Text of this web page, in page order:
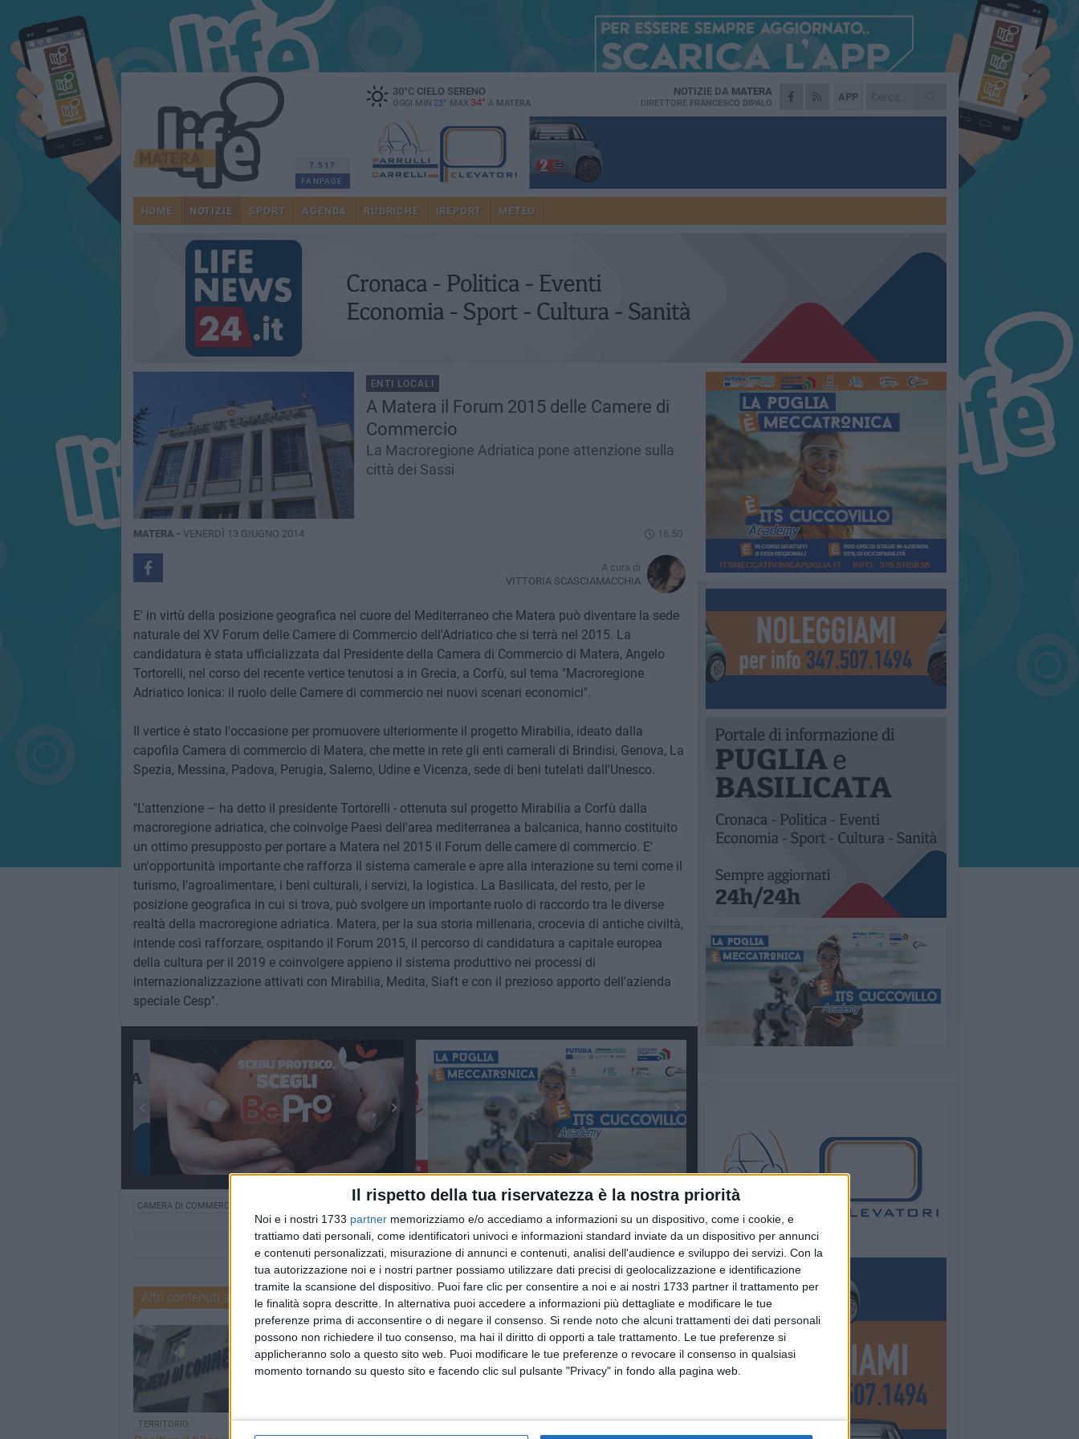
Il rispetto della tua riservatezza è la nostra priorità
Noi e i nostri 1733 partner memorizziamo e/o accediamo a informazioni su un dispositivo, come i cookie, e
trattiamo dati personali, come identificatori univoci e informazioni standard inviate da un dispositivo per annunci
e contenuti personalizzati, misurazione di annunci e contenuti, analisi dell'audience e sviluppo dei servizi. Con la
tua autorizzazione noi e i nostri partner possiamo utilizzare dati precisi di geolocalizzazione e identificazione
tramite la scansione del dispositivo. Puoi fare clic per consentire a noi e ai nostri 1733 partner il trattamento per
le finalità sopra descritte. In alternativa puoi accedere a informazioni più dettagliate e modificare le tue
preferenze prima di acconsentire o di negare il consenso. Si rende noto che alcuni trattamenti dei dati personali
possono non richiedere il tuo consenso, ma hai il diritto di opporti a tale trattamento. Le tue preferenze si
applicheranno solo a questo sito web. Puoi modificare le tue preferenze o revocare il consenso in qualsiasi
momento tornando su questo sito e facendo clic sul pulsante "Privacy" in fondo alla pagina web.
7.517
FANPAGE
30°CCIELO SERENO
OGGI MIN 23° MAX 34° A MATERA
APP
NOTIZIE DA MATERA
DIRETTORE FRANCESCO DIPALO
HOME NOTIZIE SPORT AGENDA RUBRICHE IREPORT METEO
ENTI LOCALI
A Matera il Forum 2015 delle Camere di
Commercio
La Macroregione Adriatica pone attenzione sulla
città dei Sassi
MATERA - VENERDÌ 13 GIUGNO 2014 16.50
A cura di
VITTORIA SCASCIAMACCHIA
E' in virtù della posizione geografica nel cuore del Mediterraneo che Matera può diventare la sede
naturale del XV Forum delle Camere di Commercio dell'Adriatico che si terrà nel 2015. La
candidatura è stata ufficializzata dal Presidente della Camera di Commercio di Matera, Angelo
Tortorelli, nel corso del recente vertice tenutosi a in Grecia, a Corfù, sul tema "Macroregione
Adriatico Ionica: il ruolo delle Camere di commercio nei nuovi scenari economici".
Il vertice è stato l'occasione per promuovere ulteriormente il progetto Mirabilia, ideato dalla
capofila Camera di commercio di Matera, che mette in rete gli enti camerali di Brindisi, Genova, La
Spezia, Messina, Padova, Perugia, Salerno, Udine e Vicenza, sede di beni tutelati dall'Unesco.
"L'attenzione – ha detto il presidente Tortorelli - ottenuta sul progetto Mirabilia a Corfù dalla
macroregione adriatica, che coinvolge Paesi dell'area mediterranea a balcanica, hanno costituito
un ottimo presupposto per portare a Matera nel 2015 il Forum delle camere di commercio. E'
un'opportunità importante che rafforza il sistema camerale e apre alla interazione su temi come il
turismo, l'agroalimentare, i beni culturali, i servizi, la logistica. La Basilicata, del resto, per le
posizione geografica in cui si trova, può svolgere un importante ruolo di raccordo tra le diverse
realtà della macroregione adriatica. Matera, per la sua storia millenaria, crocevia di antiche civiltà,
intende così rafforzare, ospitando il Forum 2015, il percorso di candidatura a capitale europea
della cultura per il 2019 e coinvolgere appieno il sistema produttivo nei processi di
internazionalizzazione attivati con Mirabilia, Medita, Siaft e con il prezioso apporto dell'azienda
speciale Cesp''.
CAMERA DI COMMERCIO FORUM 2015 CAMERE COMMERCIO
Altri contenuti a tema
TERRITORIO TERRITORIO
Punto impresa
TERRITORIO